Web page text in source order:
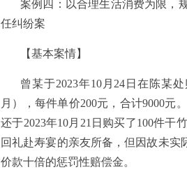
案例四：以合理生活消费为限，
任纠纷案
【基本案情】
曾某于2023年10月24日在陈某
月），每件单价200元，合计9000
还于2023年10月21日购买了100件干
回礼赴寿宴的亲友所备，但因故未
价款十倍的惩罚性赔偿金。